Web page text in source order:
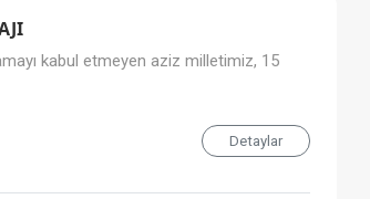
kabul etmeyen aziz milletimiz, 15
Detaylar